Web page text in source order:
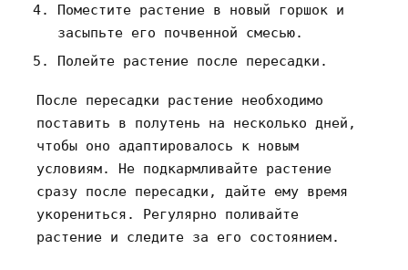
Поместите растение в новый горшок и
засыпьте его почвенной смесью.
Полейте растение после пересадки.
После пересадки растение необходимо
поставить в полутень на несколько дней‚
чтобы оно адаптировалось к новым
условиям. Не подкармливайте растение
сразу после пересадки‚ дайте ему время
укорениться. Регулярно поливайте
растение и следите за его состоянием.